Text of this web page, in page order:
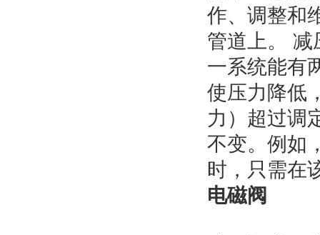
作、调整和
管道上。 减
一系统能有
使压力降低
力）超过调
不变。例如
时，只需在
电磁阀